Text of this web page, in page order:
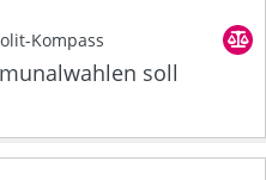
Kompass
soll